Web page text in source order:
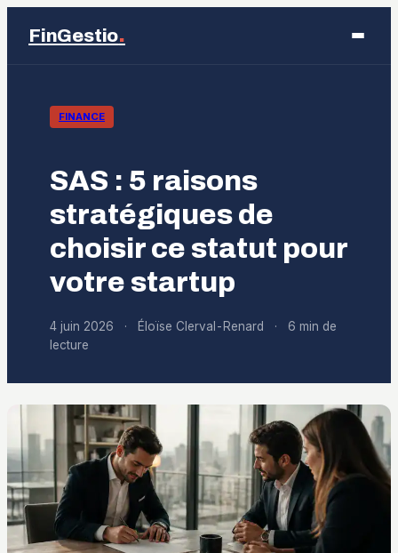
FinGestio.
Business
Finance
Marketing
FINANCE
SAS : 5 raisons
stratégiques de
choisir ce statut pour
votre startup
4 juin 2026 · Éloïse Clerval-Renard ·
6 min de
lecture